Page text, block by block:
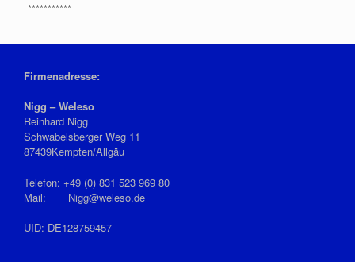
***********
Firmenadresse:
Nigg – Weleso
Reinhard Nigg
Schwabelsberger Weg 11
87439Kempten/Allgäu
Telefon: +49 (0) 831 523 969 80
Mail: Nigg@weleso.de
UID: DE128759457